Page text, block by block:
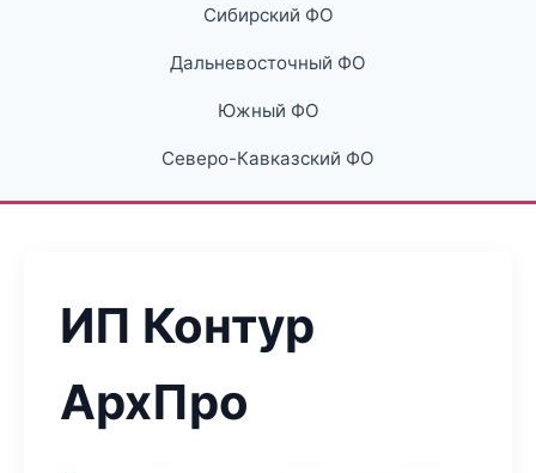
Сибирский ФО
Дальневосточный ФО
Южный ФО
Северо-Кавказский ФО
ИП Контур
АрхПро